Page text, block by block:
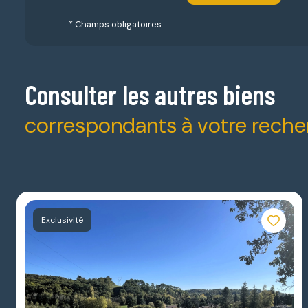
* Champs obligatoires
Consulter les autres biens
correspondants à votre
Exclusivité